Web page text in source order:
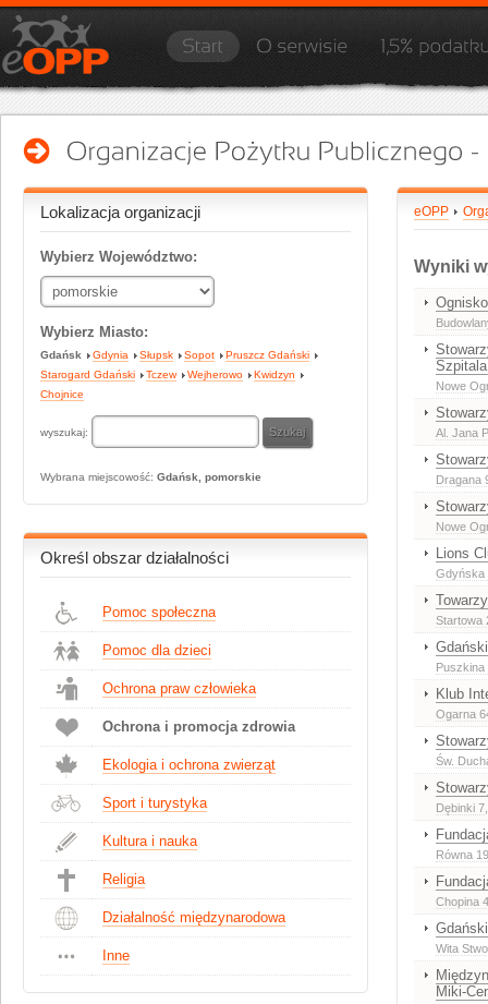
Lokalizacja organizacji
Wybierz Województwo:
Wybierz Miasto:
Gdańsk Gdynia Słupsk Sopot
Pruszcz Gdański
Starogard Gdański
Tczew Wejherowo
Kwidzyn
Chojnice
wyszukaj:
Wybrana miejscowość: Gdańsk, pomorskie
Określ obszar działalności
Pomoc społeczna
Pomoc dla dzieci
Ochrona praw człowieka
Ochrona i promocja zdrowia
Ekologia i ochrona zwierząt
Sport i turystyka
Kultura i nauka
Religia
Działalność międzynarodowa
Inne
eOPP
Wyniki
Nowe
Al. Jana
Dragana
Nowe
Lions
Gdyńska
Startowa
Puszkina
Klub
Ogarna
Św.
Dębinki 7
Równa
Chopina
Wita
Miki-